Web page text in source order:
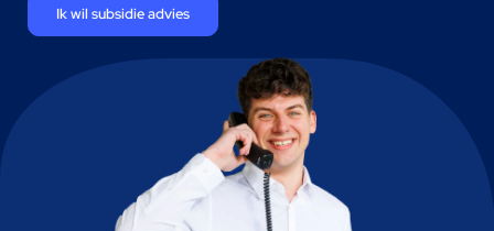
Ik wil subsidie advies